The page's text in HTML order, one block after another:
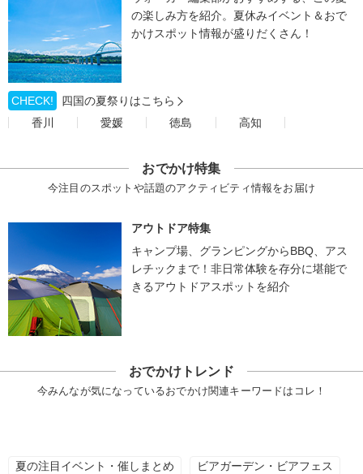
の楽しみ方を紹介。夏休みイベント＆おで
かけスポット情報が盛りだくさん！
CHECK!
四国の夏祭りはこちら
香川
愛媛 徳島 高知
おでかけ特集
今注目のスポットや話題のアクティビティ情報をお届け
アウトドア特集
キャンプ場、グランピングからBBQ、アス
レチックまで！非日常体験を存分に堪能で
きるアウトドアスポットを紹介
おでかけトレンド
今みんなが気になっているおでかけ関連キーワードはコレ！
夏の注目イベント・催しまとめ ビアガーデン・ビアフェス